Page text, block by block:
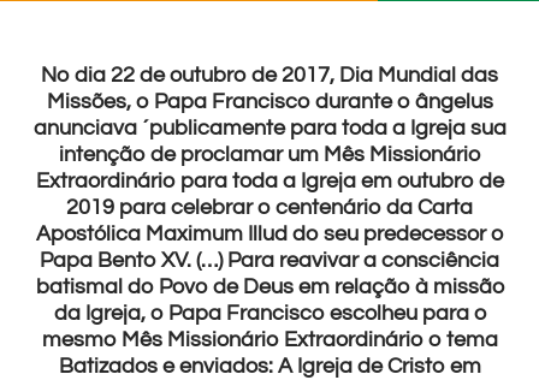
No dia 22 de outubro de 2017, Dia Mundial das
Missões, o Papa Francisco durante o ângelus
anunciava ´publicamente para toda a Igreja sua
intenção de proclamar um Mês Missionário
Extraordinário para toda a Igreja em outubro de
2019 para celebrar o centenário da Carta
Apostólica Maximum Illud do seu predecessor o
Papa Bento XV. (…) Para reavivar a consciência
batismal do Povo de Deus em relação à missão
da Igreja, o Papa Francisco escolheu para o
mesmo Mês Missionário Extraordinário o tema
Batizados e enviados: A Igreja de Cristo em